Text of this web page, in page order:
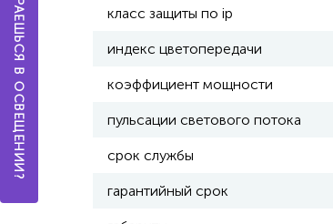
класс защиты по ip
индекс цветопередачи
коэффициент мощности
пульсации светового потока
срок службы
гарантийный срок